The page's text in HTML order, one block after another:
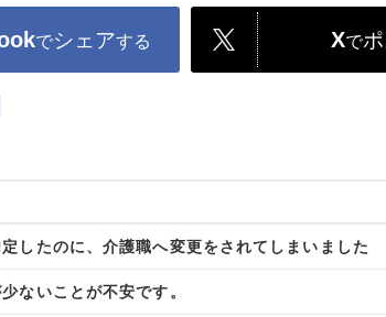
でシェアする Xでポ
したのに、介護職へ変更をされてしまいました
ないことが不安です。